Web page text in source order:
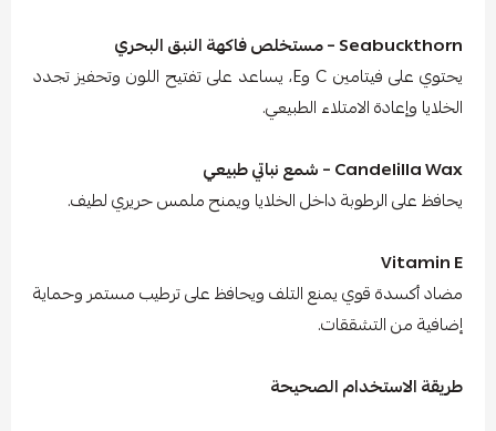
Seabuckthorn – مستخلص فاكهة النبق البحري
يحتوي على فيتامين C وE، يساعد على تفتيح اللون وتحفيز تجدد
الخلايا وإعادة الامتلاء الطبيعي.
Candelilla Wax – شمع نباتي طبيعي
يحافظ على الرطوبة داخل الخلايا ويمنح ملمس حريري لطيف.
Vitamin E
مضاد أكسدة قوي يمنع التلف ويحافظ على ترطيب مستمر وحماية
إضافية من التشققات.
طريقة الاستخدام الصحيحة